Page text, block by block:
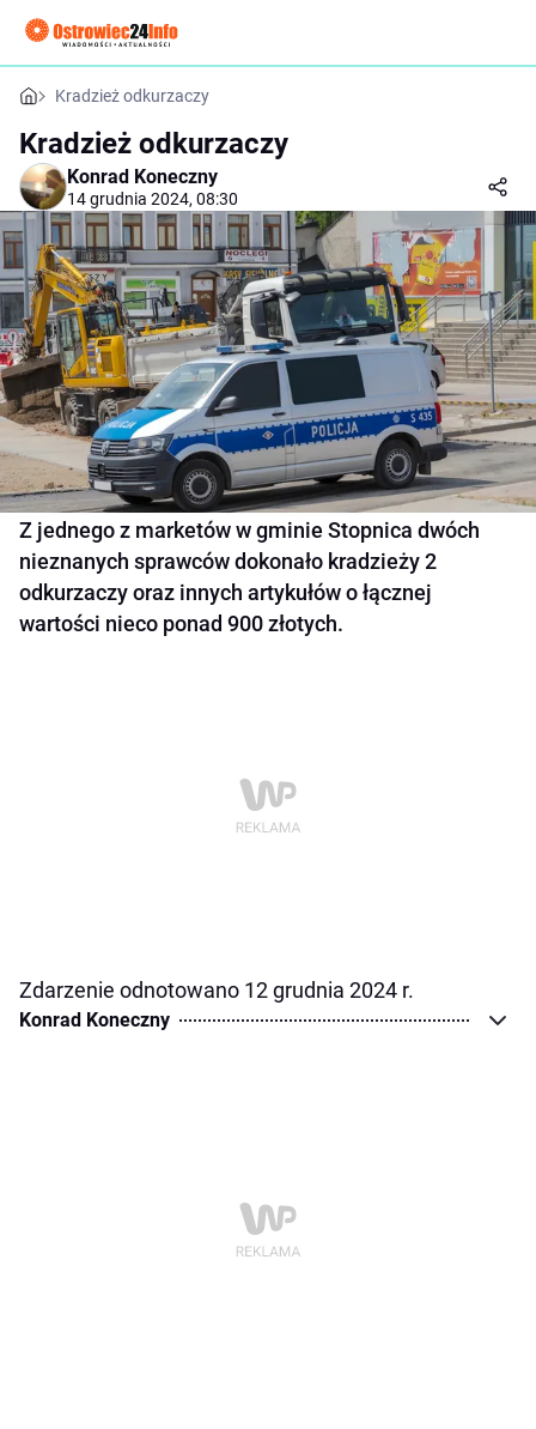
Kradzież odkurzaczy
Kradzież odkurzaczy
Konrad Koneczny
14 grudnia 2024, 08:30
Z jednego z marketów w gminie Stopnica dwóch
nieznanych sprawców dokonało kradzieży 2
odkurzaczy oraz innych artykułów o łącznej
wartości nieco ponad 900 złotych.
Zdarzenie odnotowano 12 grudnia 2024 r.
Konrad Koneczny